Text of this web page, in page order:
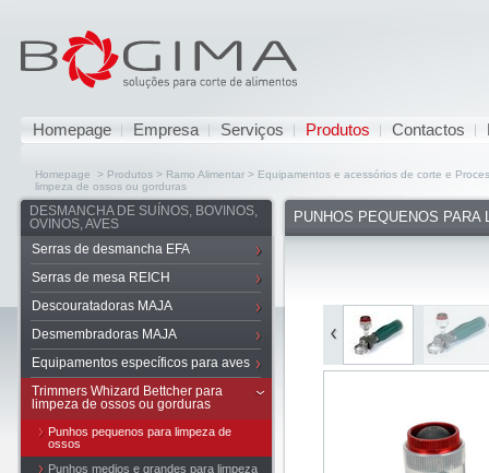
Homepage Empresa Serviços Produtos Contactos
Homepage > Produtos > Ramo Alimentar > Equipamentos e acessórios de corte e
limpeza de ossos ou gorduras
DESMANCHA DE SUÍNOS, BOVINOS,
OVINOS, AVES
Serras de desmancha EFA
Serras de mesa REICH
Descouratadoras MAJA
Desmembradoras MAJA
Equipamentos específicos para aves
Trimmers Whizard Bettcher para
limpeza de ossos ou gorduras
Punhos pequenos para limpeza de
ossos
Punhos medios e grandes para limpeza
PUNHOS PEQUENOS PARA